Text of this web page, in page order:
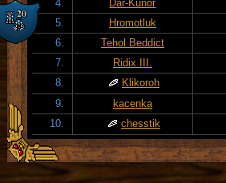
4.
Dar-Kunor
5.
Hromotluk
6.
Tehol Beddict
7.
Ridix III.
8.
Klikoroh
9.
kacenka
10.
chesstik